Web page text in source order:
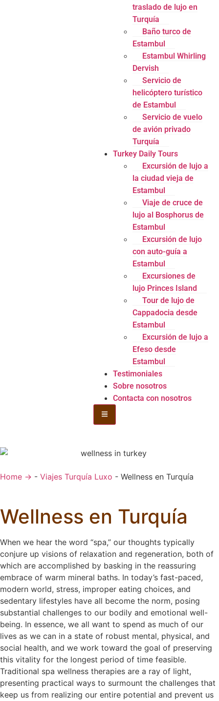
traslado de lujo en
Turquía
Baño turco de
Estambul
Estambul Whirling
Dervish
Servicio de
helicóptero turístico
de Estambul
Servicio de vuelo
de avión privado
Turquía
Turkey Daily Tours
Excursión de lujo a
la ciudad vieja de
Estambul
Viaje de cruce de
lujo al Bosphorus de
Estambul
Excursión de lujo
con auto-guía a
Estambul
Excursiones de
lujo Princes Island
Tour de lujo de
Cappadocia desde
Estambul
Excursión de lujo a
Efeso desde
Estambul
Testimoniales
Sobre nosotros
Contacta con nosotros
Hamburgo Toggle Menu
Home → - Viajes Turquía Luxo - Wellness en Turquía
Wellness en Turquía
When we hear the word “spa,” our thoughts typically
conjure up visions of relaxation and regeneration, both of
which are accomplished by basking in the reassuring
embrace of warm mineral baths. In today’s fast-paced,
modern world, stress, improper eating choices, and
sedentary lifestyles have all become the norm, posing
substantial challenges to our bodily and emotional well-
being. In essence, we all want to spend as much of our
lives as we can in a state of robust mental, physical, and
social health, and we work toward the goal of preserving
this vitality for the longest period of time feasible.
Traditional spa wellness therapies are a ray of light,
presenting practical ways to surmount the challenges that
keep us from realizing our entire potential and prevent us